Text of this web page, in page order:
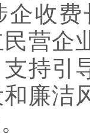
企收
营企
持引
廉洁